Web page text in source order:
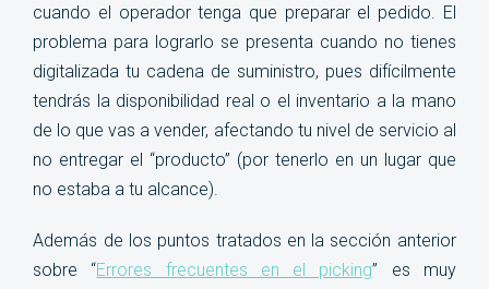
cuando el operador tenga que preparar el pedido. El
problema para lograrlo se presenta cuando no tienes
digitalizada tu cadena de suministro, pues difícilmente
tendrás la disponibilidad real o el inventario a la mano
de lo que vas a vender, afectando tu nivel de servicio al
no entregar el “producto” (por tenerlo en un lugar que
no estaba a tu alcance).
Además de los puntos tratados en la sección anterior
sobre “Errores frecuentes en el picking” es muy